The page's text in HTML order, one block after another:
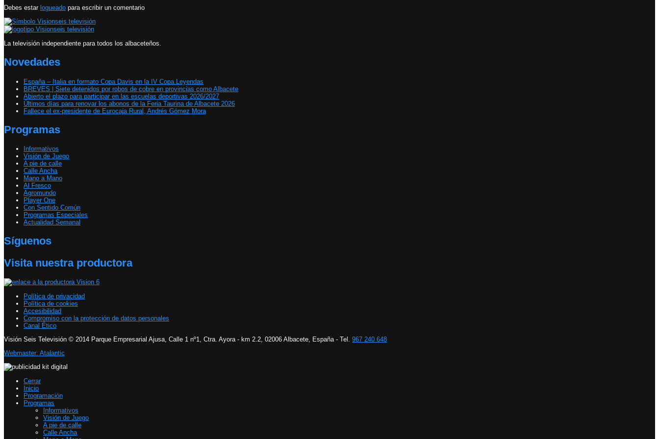
Debes estar logueado para escribir un comentario
La televisión independiente para todos los albaceteños.
Novedades
España – Italia en formato Copa Davis en la IV Copa Leyendas
BREVES | Siete detenidos por robos de cobre en provincias como Albacete
Abierto el plazo para participar en las escuelas deportivas 2026/2027
Últimos días para renovar los abonos de la Feria Taurina de Albacete 2026
Fallece el ex-presidente de Eurocaja Rural, Andrés Gómez Mora
Programas
Informativos
Visión de Juego
A pie de calle
Calle Ancha
Mano a Mano
Al Fresco
Agromundo
Player One
Con Sentido Común
Programas Especiales
Actualidad Semanal
Síguenos
Visita nuestra productora
Política de privacidad
Política de cookies
Accesibilidad
Compromiso con la protección de datos personales
Canal Ético
Visión Seis Televisión © 2014 Parque Empresarial Ajusa, Calle 1 nº1, Ctra. Ayora - km 2.2, 02006 Albacete, España - Tel. 967 240 648
Webmaster: Atalantic
Cerrar
Inicio
Programación
Programas
Informativos
Visión de Juego
A pie de calle
Calle Ancha